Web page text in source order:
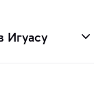
Игуасу